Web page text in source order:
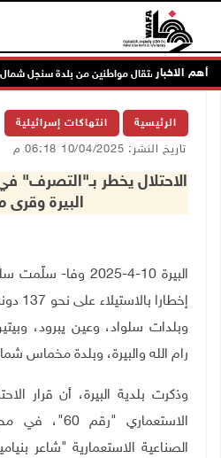
أهم الاخباراعتقال مواطنين من بلدة سنجل شمال رام
الرئيسية انتهاكات إسرائيلية
تاريخ النشر: 10/04/2025 06:18 م
الاحتلال يخطر بـ"التصرف"
البيرة وقرى
البيرة 10-4-2025
وبلدات سلواد، وعين يبرود،
رام الله والبيرة، وبلدة مخماس
وذكرت بلدية البيرة، أن قرار
الاستعماري
الصناعية الاستعمارية "شاعر